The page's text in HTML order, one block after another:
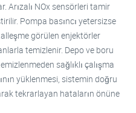
Arızalı NOx sensörleri tamir
Pompa basıncı yetersizse
görülen enjektörler
temizlenir. Depo ve boru
sağlıklı çalışma
yüklenmesi, sistemin doğru
tekrarlayan hataların önüne